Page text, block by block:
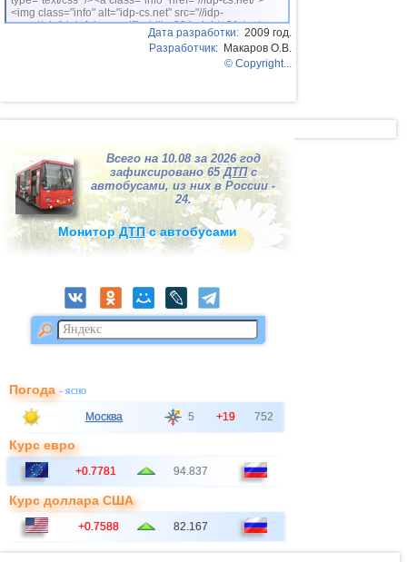
<img class="info" alt="idp-cs.net" src="//idp-
cs.net/pix/idpinfok_sm.gif" width=88 height=31 /></a>
Дата разработки: 2009 год.
Разработчик: Макаров О.В.
© Copyright...
Всего на 10.08 за 2026 год
зафиксировано 65ДТПс
автобусами, из них в России -
24.
Монитор ДТПс автобусами
Погода- ясно
Москва 5 +19 752
Курс евро
+0.7781 94.837
Курс доллара США
+0.7588 82.167